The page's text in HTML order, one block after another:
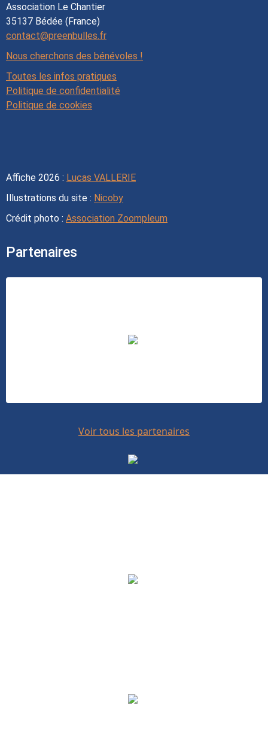
Association Le Chantier
35137 Bédée (France)
contact@preenbulles.fr
Nous cherchons des bénévoles !
Toutes les infos pratiques
Politique de confidentialité
Politique de cookies
Affiche 2026 : Lucas VALLERIE
Illustrations du site : Nicoby
Crédit photo : Association Zoompleum
Partenaires
Voir tous les partenaires